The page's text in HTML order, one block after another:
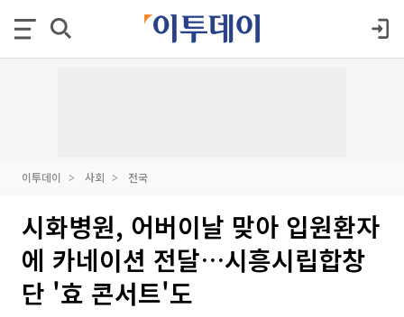
이투데이 사회 전국
시화병원, 어버이날 맞아 입원환자
에 카네이션 전달…시흥시립합창
단 '효 콘서트'도